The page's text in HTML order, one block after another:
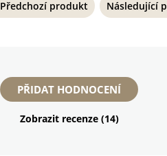
Předchozí produkt Následující
PŘIDAT HODNOCENÍ
Zobrazit recenze (14)